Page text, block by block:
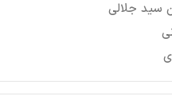
سید جلالی